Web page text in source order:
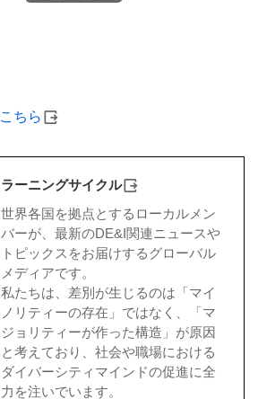
こちら
ラーニングサイクル
世界各国を拠点とするローカルメン
バーが、最新のDE&I関連ニュースや
トピックスをお届けするグローバル
メディアです。
私たちは、差別が生じるのは「マイ
ノリティーの存在」ではなく、「マ
ジョリティーが作った構造」が原因
と考えており、社会や職場における
ダイバーシティマインドの促進に全
力を注いでいます。